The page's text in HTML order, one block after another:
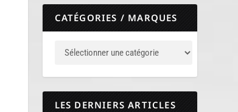
CATÉGORIES / MARQUES
LES DERNIERS ARTICLES